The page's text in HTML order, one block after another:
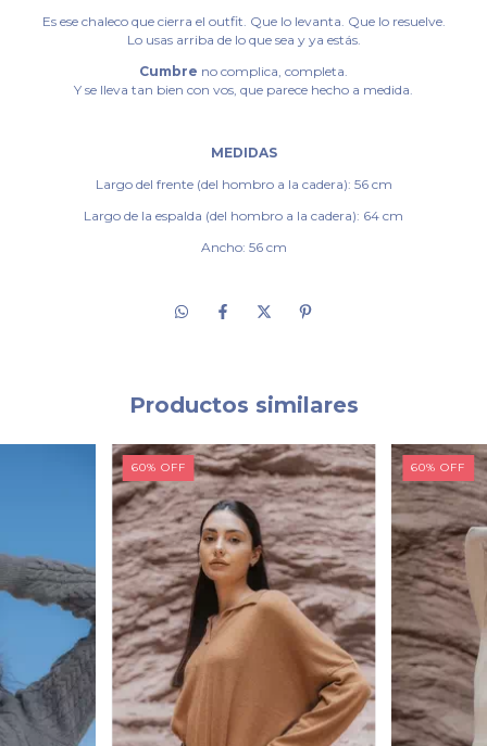
Es ese chaleco que cierra el outfit. Que lo levanta. Que lo resuelve.
Lo usas arriba de lo que sea y ya estás.
Cumbre no complica, completa.
Y se lleva tan bien con vos, que parece hecho a medida.
MEDIDAS
Largo del frente (del hombro a la cadera): 56 cm
Largo de la espalda (del hombro a la cadera): 64 cm
Ancho: 56 cm
Productos similares
60% OFF 60%OFF